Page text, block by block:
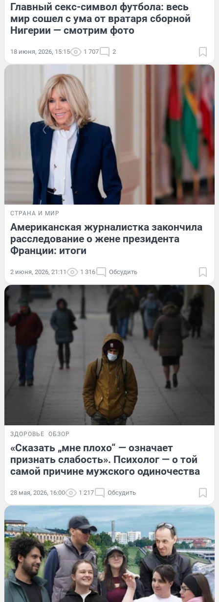
Главный секс-символ футбола: весь
мир сошел с ума от вратаря сборной
Нигерии — смотрим фото
18 июня, 2026, 15:15 1 707 2
СТРАНА И МИР
Американская журналистка закончила
расследование о жене президента
Франции: итоги
2 июня, 2026, 21:11 1 316 Обсудить
ЗДОРОВЬЕ ОБЗОР
«Сказать „мне плохо“ — означает
признать слабость». Психолог — о той
самой причине мужского одиночества
28 мая, 2026, 16:00 1 217 Обсудить